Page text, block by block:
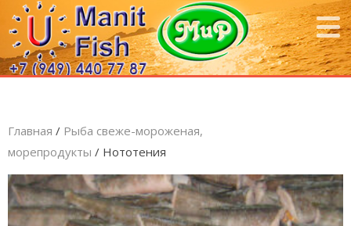
Главная / Рыба свеже-мороженая,
морепродукты / Нототения